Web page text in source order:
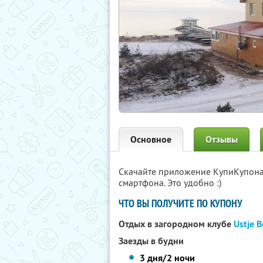
Основное Отзывы
Скачайте приложение
смартфона. Это удобно :)
ЧТО ВЫ ПОЛУЧИТЕ ПО КУПОНУ
Отдых в загородном клубеUstje
Заезды в будни
3 дня/2 ночи